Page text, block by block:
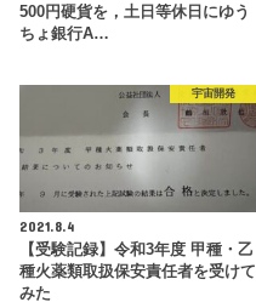
500円硬貨を，土日等休日にゆう
ちょ銀行A…
宇宙開発
2021.8.4
【受験記録】令和3年度 甲種・乙
種火薬類取扱保安責任者を受けて
みた